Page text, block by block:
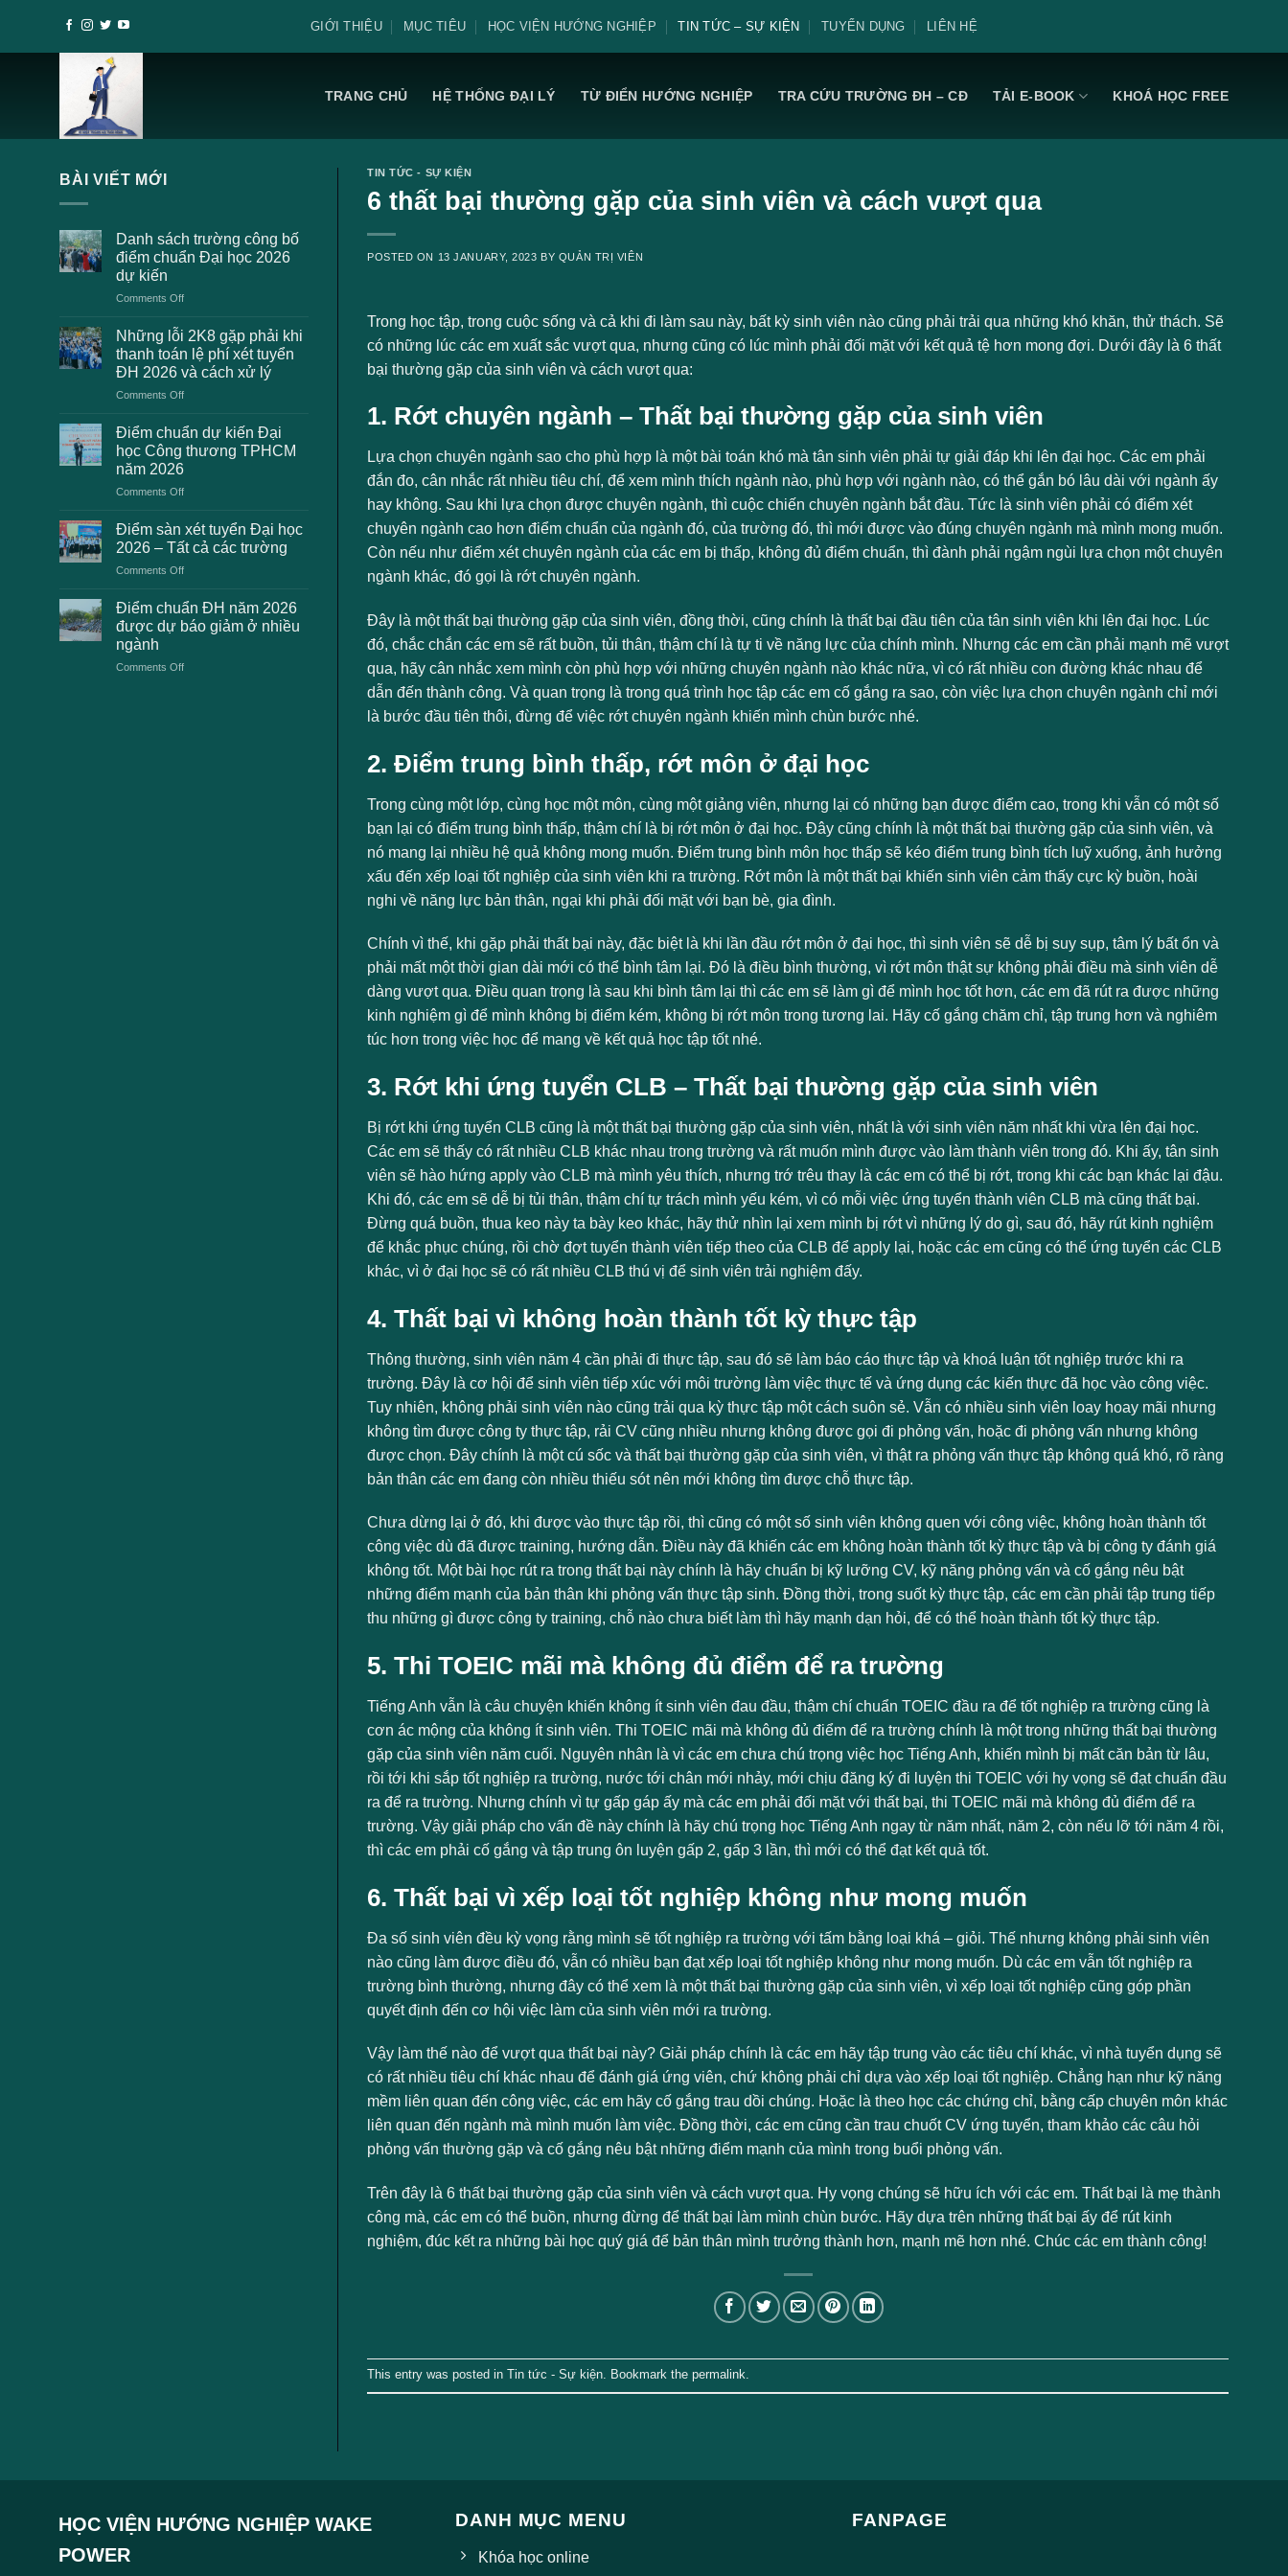
GIỚI THIỆU MỤC TIÊU HỌC VIỆN HƯỚNG NGHIỆP TIN TỨC – SỰ KIỆN TUYỂN DỤNG LIÊN HỆ
TRANG CHỦ HỆ THỐNG ĐẠI LÝ TỪ ĐIỂN HƯỚNG NGHIỆP TRA CỨU TRƯỜNG ĐH – CĐ TẢI E-BOOK KHOÁ HỌC FREE
BÀI VIẾT MỚI
Danh sách trường công bố
điểm chuẩn Đại học 2026
dự kiến
Comments Offon
sách
trường
công
bố
điểm
Đại
học
2026
kiến
Những lỗi 2K8 gặp phải khi
thanh toán lệ phí xét tuyển
ĐH 2026 và cách xử lý
Comments Offon
lỗi
2K8
gặp
phải
khi
toán
lệ
phí
xét
ĐH
2026
Điểm chuẩn dự kiến Đại
học Công thương TPHCM
năm 2026
Comments Offon
chuẩn
dự
kiến
Đại
Công
thương
TPHCM
2026
Điểm sàn xét tuyển Đại học
2026 – Tất cả các trường
Comments Offon
sàn
xét
tuyển
học
Điểm chuẩn ĐH năm 2026
được dự báo giảm ở nhiều
ngành
Comments Offon
TIN TỨC - SỰ KIỆN
6 thất bại thường gặp của sinh viên và cách vượt qua
POSTED ON 13 JANUARY, 2023 BY QUẢN TRỊ VIÊN
Trong học tập, trong cuộc sống và cả khi đi làm sau này, bất kỳ sinh viên nào cũng phải trải qua những khó khăn, thử thách. Sẽ
có những lúc các em xuất sắc vượt qua, nhưng cũng có lúc mình phải đối mặt với kết quả tệ hơn mong đợi. Dưới đây là 6 thất
bại thường gặp của sinh viên và cách vượt qua:
1. Rớt chuyên ngành – Thất bại thường gặp của sinh viên
Lựa chọn chuyên ngành sao cho phù hợp là một bài toán khó mà tân sinh viên phải tự giải đáp khi lên đại học. Các em phải
đắn đo, cân nhắc rất nhiều tiêu chí, để xem mình thích ngành nào, phù hợp với ngành nào, có thể gắn bó lâu dài với ngành ấy
hay không. Sau khi lựa chọn được chuyên ngành, thì cuộc chiến chuyên ngành bắt đầu. Tức là sinh viên phải có điểm xét
chuyên ngành cao hơn điểm chuẩn của ngành đó, của trường đó, thì mới được vào đúng chuyên ngành mà mình mong muốn.
Còn nếu như điểm xét chuyên ngành của các em bị thấp, không đủ điểm chuẩn, thì đành phải ngậm ngùi lựa chọn một chuyên
ngành khác, đó gọi là rớt chuyên ngành.
Đây là một thất bại thường gặp của sinh viên, đồng thời, cũng chính là thất bại đầu tiên của tân sinh viên khi lên đại học. Lúc
đó, chắc chắn các em sẽ rất buồn, tủi thân, thậm chí là tự ti về năng lực của chính mình. Nhưng các em cần phải mạnh mẽ vượt
qua, hãy cân nhắc xem mình còn phù hợp với những chuyên ngành nào khác nữa, vì có rất nhiều con đường khác nhau để
dẫn đến thành công. Và quan trọng là trong quá trình học tập các em cố gắng ra sao, còn việc lựa chọn chuyên ngành chỉ mới
là bước đầu tiên thôi, đừng để việc rớt chuyên ngành khiến mình chùn bước nhé.
2. Điểm trung bình thấp, rớt môn ở đại học
Trong cùng một lớp, cùng học một môn, cùng một giảng viên, nhưng lại có những bạn được điểm cao, trong khi vẫn có một số
bạn lại có điểm trung bình thấp, thậm chí là bị rớt môn ở đại học. Đây cũng chính là một thất bại thường gặp của sinh viên, và
nó mang lại nhiều hệ quả không mong muốn. Điểm trung bình môn học thấp sẽ kéo điểm trung bình tích luỹ xuống, ảnh hưởng
xấu đến xếp loại tốt nghiệp của sinh viên khi ra trường. Rớt môn là một thất bại khiến sinh viên cảm thấy cực kỳ buồn, hoài
nghi về năng lực bản thân, ngại khi phải đối mặt với bạn bè, gia đình.
Chính vì thế, khi gặp phải thất bại này, đặc biệt là khi lần đầu rớt môn ở đại học, thì sinh viên sẽ dễ bị suy sụp, tâm lý bất ổn và
phải mất một thời gian dài mới có thể bình tâm lại. Đó là điều bình thường, vì rớt môn thật sự không phải điều mà sinh viên dễ
dàng vượt qua. Điều quan trọng là sau khi bình tâm lại thì các em sẽ làm gì để mình học tốt hơn, các em đã rút ra được những
kinh nghiệm gì để mình không bị điểm kém, không bị rớt môn trong tương lai. Hãy cố gắng chăm chỉ, tập trung hơn và nghiêm
túc hơn trong việc học để mang về kết quả học tập tốt nhé.
3. Rớt khi ứng tuyển CLB – Thất bại thường gặp của sinh viên
Bị rớt khi ứng tuyển CLB cũng là một thất bại thường gặp của sinh viên, nhất là với sinh viên năm nhất khi vừa lên đại học.
Các em sẽ thấy có rất nhiều CLB khác nhau trong trường và rất muốn mình được vào làm thành viên trong đó. Khi ấy, tân sinh
viên sẽ hào hứng apply vào CLB mà mình yêu thích, nhưng trớ trêu thay là các em có thể bị rớt, trong khi các bạn khác lại đậu.
Khi đó, các em sẽ dễ bị tủi thân, thậm chí tự trách mình yếu kém, vì có mỗi việc ứng tuyển thành viên CLB mà cũng thất bại.
Đừng quá buồn, thua keo này ta bày keo khác, hãy thử nhìn lại xem mình bị rớt vì những lý do gì, sau đó, hãy rút kinh nghiệm
để khắc phục chúng, rồi chờ đợt tuyển thành viên tiếp theo của CLB để apply lại, hoặc các em cũng có thể ứng tuyển các CLB
khác, vì ở đại học sẽ có rất nhiều CLB thú vị để sinh viên trải nghiệm đấy.
4. Thất bại vì không hoàn thành tốt kỳ thực tập
Thông thường, sinh viên năm 4 cần phải đi thực tập, sau đó sẽ làm báo cáo thực tập và khoá luận tốt nghiệp trước khi ra
trường. Đây là cơ hội để sinh viên tiếp xúc với môi trường làm việc thực tế và ứng dụng các kiến thực đã học vào công việc.
Tuy nhiên, không phải sinh viên nào cũng trải qua kỳ thực tập một cách suôn sẻ. Vẫn có nhiều sinh viên loay hoay mãi nhưng
không tìm được công ty thực tập, rải CV cũng nhiều nhưng không được gọi đi phỏng vấn, hoặc đi phỏng vấn nhưng không
được chọn. Đây chính là một cú sốc và thất bại thường gặp của sinh viên, vì thật ra phỏng vấn thực tập không quá khó, rõ ràng
bản thân các em đang còn nhiều thiếu sót nên mới không tìm được chỗ thực tập.
Chưa dừng lại ở đó, khi được vào thực tập rồi, thì cũng có một số sinh viên không quen với công việc, không hoàn thành tốt
công việc dù đã được training, hướng dẫn. Điều này đã khiến các em không hoàn thành tốt kỳ thực tập và bị công ty đánh giá
không tốt. Một bài học rút ra trong thất bại này chính là hãy chuẩn bị kỹ lưỡng CV, kỹ năng phỏng vấn và cố gắng nêu bật
những điểm mạnh của bản thân khi phỏng vấn thực tập sinh. Đồng thời, trong suốt kỳ thực tập, các em cần phải tập trung tiếp
thu những gì được công ty training, chỗ nào chưa biết làm thì hãy mạnh dạn hỏi, để có thể hoàn thành tốt kỳ thực tập.
5. Thi TOEIC mãi mà không đủ điểm để ra trường
Tiếng Anh vẫn là câu chuyện khiến không ít sinh viên đau đầu, thậm chí chuẩn TOEIC đầu ra để tốt nghiệp ra trường cũng là
cơn ác mộng của không ít sinh viên. Thi TOEIC mãi mà không đủ điểm để ra trường chính là một trong những thất bại thường
gặp của sinh viên năm cuối. Nguyên nhân là vì các em chưa chú trọng việc học Tiếng Anh, khiến mình bị mất căn bản từ lâu,
rồi tới khi sắp tốt nghiệp ra trường, nước tới chân mới nhảy, mới chịu đăng ký đi luyện thi TOEIC với hy vọng sẽ đạt chuẩn đầu
ra để ra trường. Nhưng chính vì tự gấp gáp ấy mà các em phải đối mặt với thất bại, thi TOEIC mãi mà không đủ điểm để ra
trường. Vậy giải pháp cho vấn đề này chính là hãy chú trọng học Tiếng Anh ngay từ năm nhất, năm 2, còn nếu lỡ tới năm 4 rồi,
thì các em phải cố gắng và tập trung ôn luyện gấp 2, gấp 3 lần, thì mới có thể đạt kết quả tốt.
6. Thất bại vì xếp loại tốt nghiệp không như mong muốn
Đa số sinh viên đều kỳ vọng rằng mình sẽ tốt nghiệp ra trường với tấm bằng loại khá – giỏi. Thế nhưng không phải sinh viên
nào cũng làm được điều đó, vẫn có nhiều bạn đạt xếp loại tốt nghiệp không như mong muốn. Dù các em vẫn tốt nghiệp ra
trường bình thường, nhưng đây có thể xem là một thất bại thường gặp của sinh viên, vì xếp loại tốt nghiệp cũng góp phần
quyết định đến cơ hội việc làm của sinh viên mới ra trường.
Vậy làm thế nào để vượt qua thất bại này? Giải pháp chính là các em hãy tập trung vào các tiêu chí khác, vì nhà tuyển dụng sẽ
có rất nhiều tiêu chí khác nhau để đánh giá ứng viên, chứ không phải chỉ dựa vào xếp loại tốt nghiệp. Chẳng hạn như kỹ năng
mềm liên quan đến công việc, các em hãy cố gắng trau dồi chúng. Hoặc là theo học các chứng chỉ, bằng cấp chuyên môn khác
liên quan đến ngành mà mình muốn làm việc. Đồng thời, các em cũng cần trau chuốt CV ứng tuyển, tham khảo các câu hỏi
phỏng vấn thường gặp và cố gắng nêu bật những điểm mạnh của mình trong buổi phỏng vấn.
Trên đây là 6 thất bại thường gặp của sinh viên và cách vượt qua. Hy vọng chúng sẽ hữu ích với các em. Thất bại là mẹ thành
công mà, các em có thể buồn, nhưng đừng để thất bại làm mình chùn bước. Hãy dựa trên những thất bại ấy để rút kinh
nghiệm, đúc kết ra những bài học quý giá để bản thân mình trưởng thành hơn, mạnh mẽ hơn nhé. Chúc các em thành công!
This entry was posted in Tin tức - Sự kiện. Bookmark the permalink.
HỌC VIỆN HƯỚNG NGHIỆP WAKE
POWER
DANH MỤC MENU
Khóa học online
FANPAGE